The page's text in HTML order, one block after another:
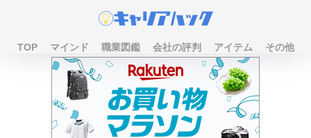
TOP マインド 職業図鑑 会社の評判 アイテム その他